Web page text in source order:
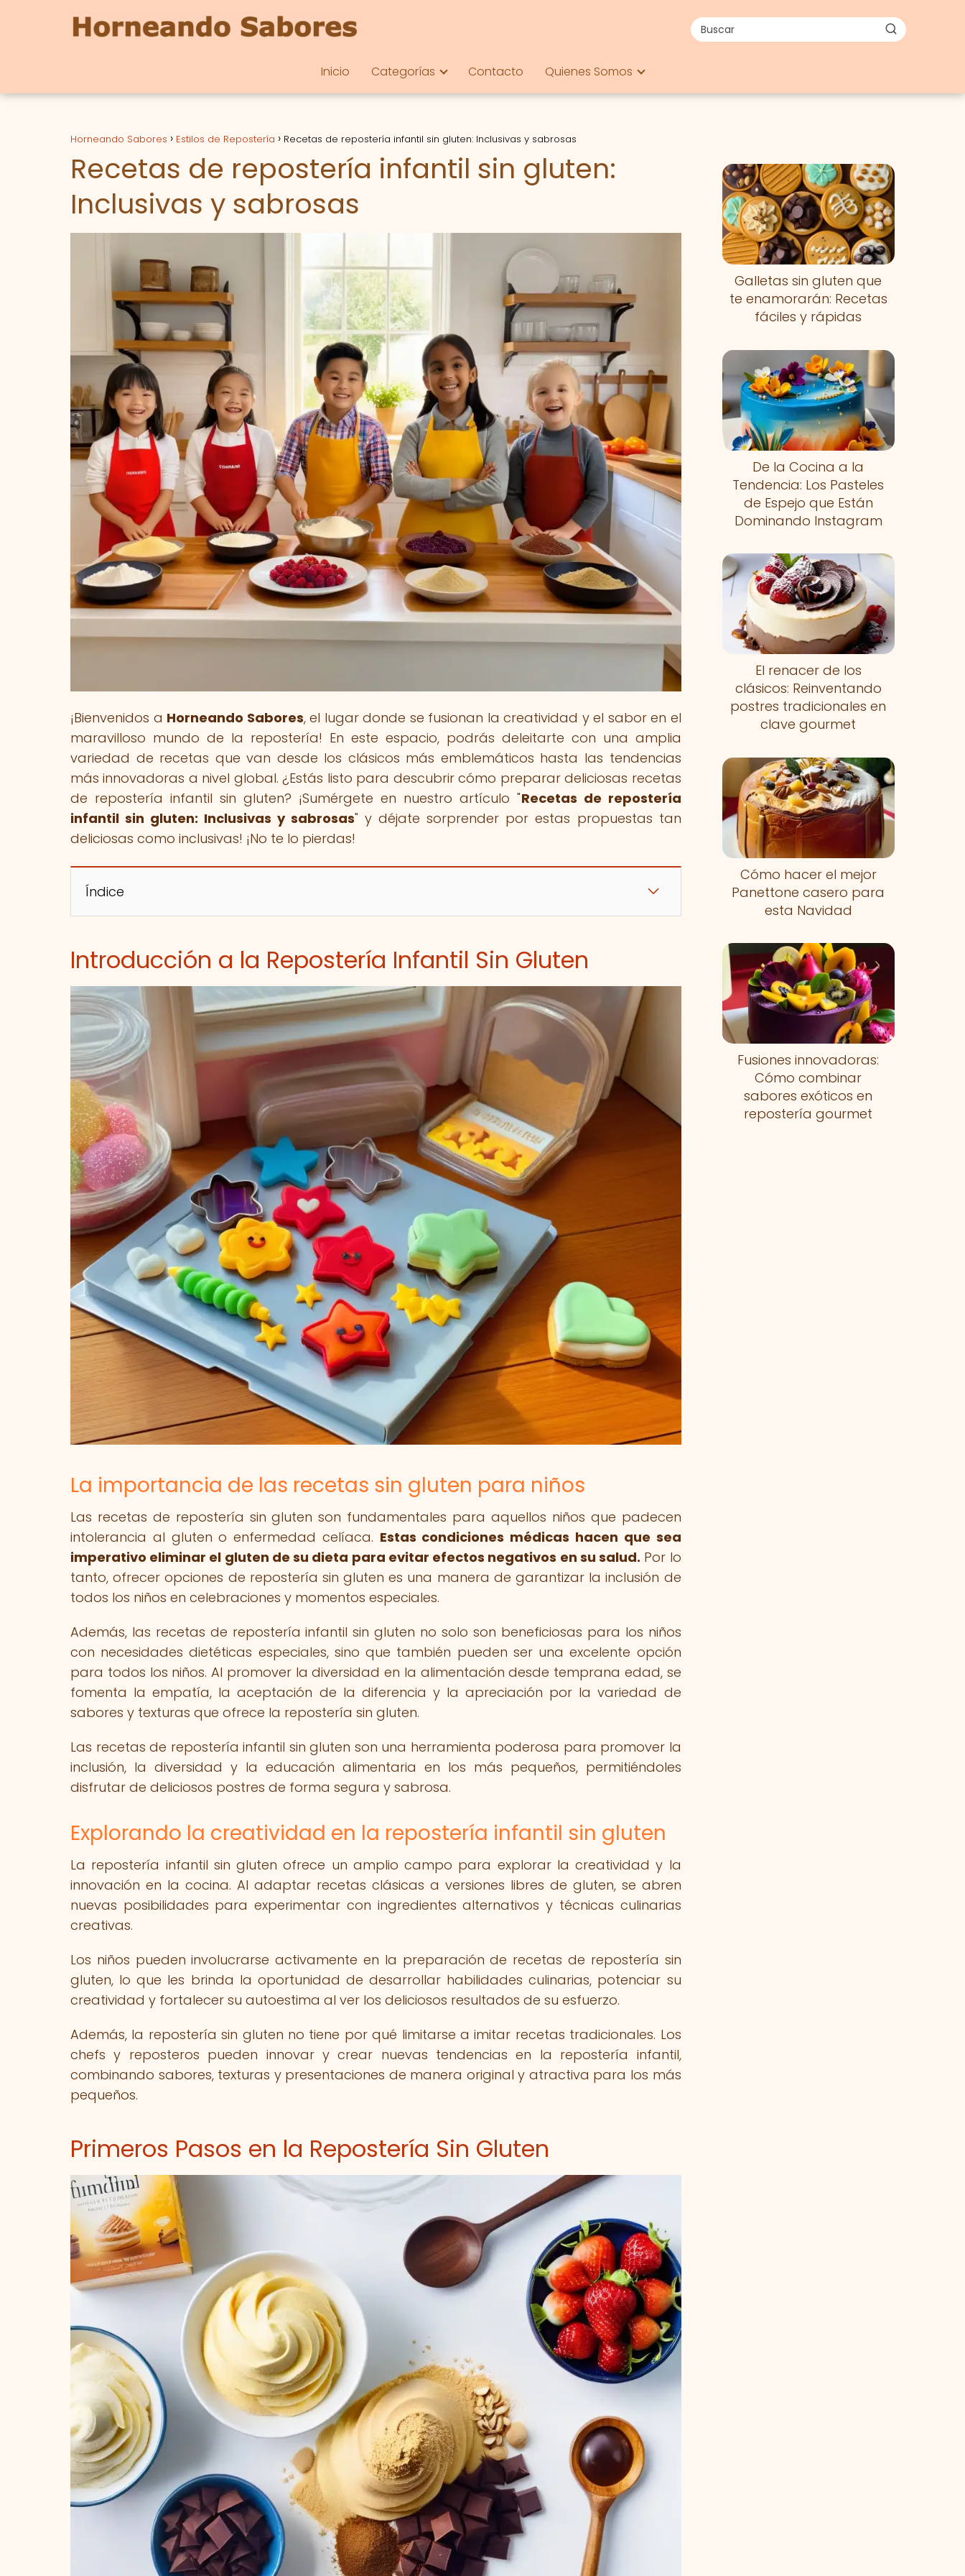
Inicio Categorías Contacto Quienes Somos
Horneando Sabores Estilos de Repostería Recetas de repostería infantil sin gluten: Inclusivas y sabrosas
Recetas de repostería infantil sin gluten:
Inclusivas y sabrosas
¡Bienvenidos a Horneando Sabores, el lugar donde se fusionan la creatividad y el sabor en el
maravilloso mundo de la repostería! En este espacio, podrás deleitarte con una amplia
variedad de recetas que van desde los clásicos más emblemáticos hasta las tendencias
más innovadoras a nivel global. ¿Estás listo para descubrir cómo preparar deliciosas recetas
de repostería infantil sin gluten? ¡Sumérgete en nuestro artículo "Recetas de repostería
infantil sin gluten: Inclusivas y sabrosas" y déjate sorprender por estas propuestas tan
deliciosas como inclusivas! ¡No te lo pierdas!
Índice
Introducción a la Repostería Infantil Sin Gluten
La importancia de las recetas sin gluten para niños
Las recetas de repostería sin gluten son fundamentales para aquellos niños que padecen
intolerancia al gluten o enfermedad celíaca. Estas condiciones médicas hacen que sea
imperativo eliminar el gluten de su dieta para evitar efectos negativos en su salud. Por lo
tanto, ofrecer opciones de repostería sin gluten es una manera de garantizar la inclusión de
todos los niños en celebraciones y momentos especiales.
Además, las recetas de repostería infantil sin gluten no solo son beneficiosas para los niños
con necesidades dietéticas especiales, sino que también pueden ser una excelente opción
para todos los niños. Al promover la diversidad en la alimentación desde temprana edad, se
fomenta la empatía, la aceptación de la diferencia y la apreciación por la variedad de
sabores y texturas que ofrece la repostería sin gluten.
Las recetas de repostería infantil sin gluten son una herramienta poderosa para promover la
inclusión, la diversidad y la educación alimentaria en los más pequeños, permitiéndoles
disfrutar de deliciosos postres de forma segura y sabrosa.
Explorando la creatividad en la repostería infantil sin gluten
La repostería infantil sin gluten ofrece un amplio campo para explorar la creatividad y la
innovación en la cocina. Al adaptar recetas clásicas a versiones libres de gluten, se abren
nuevas posibilidades para experimentar con ingredientes alternativos y técnicas culinarias
creativas.
Los niños pueden involucrarse activamente en la preparación de recetas de repostería sin
gluten, lo que les brinda la oportunidad de desarrollar habilidades culinarias, potenciar su
creatividad y fortalecer su autoestima al ver los deliciosos resultados de su esfuerzo.
Además, la repostería sin gluten no tiene por qué limitarse a imitar recetas tradicionales. Los
chefs y reposteros pueden innovar y crear nuevas tendencias en la repostería infantil,
combinando sabores, texturas y presentaciones de manera original y atractiva para los más
pequeños.
Primeros Pasos en la Repostería Sin Gluten
Galletas sin gluten que
te enamorarán: Recetas
fáciles y rápidas
De la Cocina a la
Tendencia: Los Pasteles
de Espejo que Están
Dominando Instagram
El renacer de los
clásicos: Reinventando
postres tradicionales en
clave gourmet
Cómo hacer el mejor
Panettone casero para
esta Navidad
Fusiones innovadoras:
Cómo combinar
sabores exóticos en
repostería gourmet